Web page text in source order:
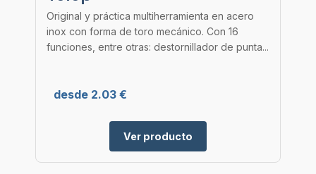
Original y práctica multiherramienta en acero
inox con forma de toro mecánico. Con 16
funciones, entre otras: destornillador de punta...
desde 2.03 €
Ver producto